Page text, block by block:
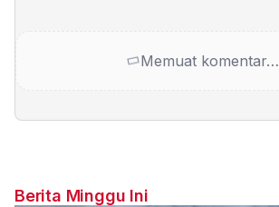
Memuat komentar…
Berita Minggu Ini